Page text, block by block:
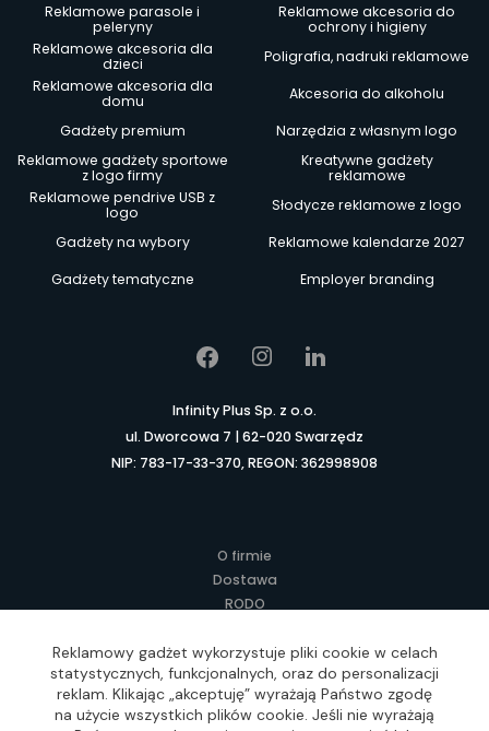
Reklamowe parasole i
peleryny
Reklamowe akcesoria do
ochrony i higieny
Reklamowe akcesoria dla
dzieci
Poligrafia, nadruki reklamowe
Reklamowe akcesoria dla
domu
Akcesoria do alkoholu
Gadżety premium
Narzędzia z własnym logo
Reklamowe gadżety sportowe
z logo firmy
Kreatywne gadżety
reklamowe
Reklamowe pendrive USB z
logo
Słodycze reklamowe z logo
Gadżety na wybory
Reklamowe kalendarze 2027
Gadżety tematyczne
Employer branding
Infinity Plus Sp. z o.o.
ul. Dworcowa 7 | 62-020 Swarzędz
NIP: 783-17-33-370, REGON: 362998908
O firmie
Dostawa
RODO
Regulamin
Lokalne Gadżety Reklamowe
Jak zamawiać?
Słownik pojęć
Reklamowy gadżet wykorzystuje pliki cookie w celach
statystycznych, funkcjonalnych, oraz do personalizacji
reklam. Klikając „akceptuję” wyrażają Państwo zgodę
na użycie wszystkich plików cookie. Jeśli nie wyrażają